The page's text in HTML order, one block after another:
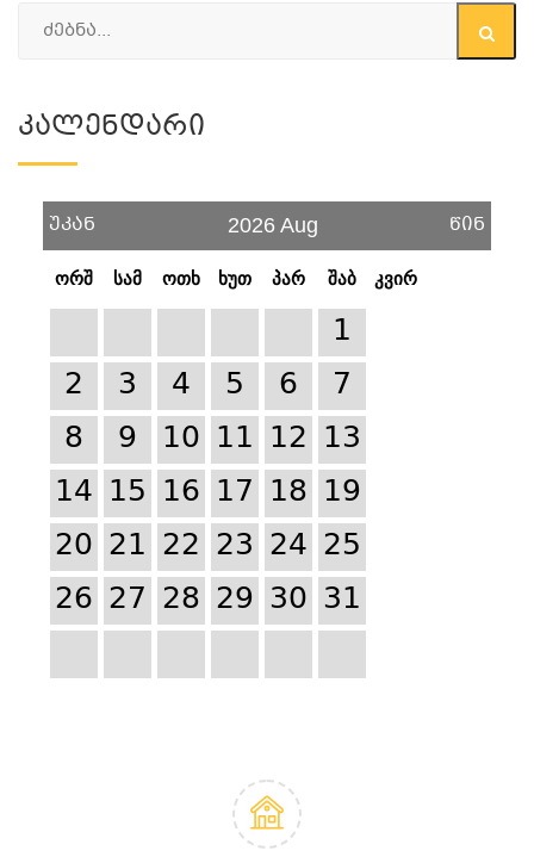
Კალენდარი
უკან 2026 Aug წინ
ორშ სამ ოთხ ხუთ პარ შაბ კვირ
1
2
3 4 5 6
7
8
9 10 11 12 13
14 15 16 17 18 19
20 21 22 23 24 25
26 27 28 29 30 31